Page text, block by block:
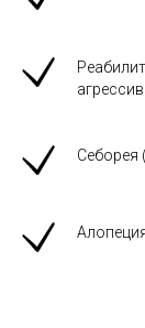
Себорея